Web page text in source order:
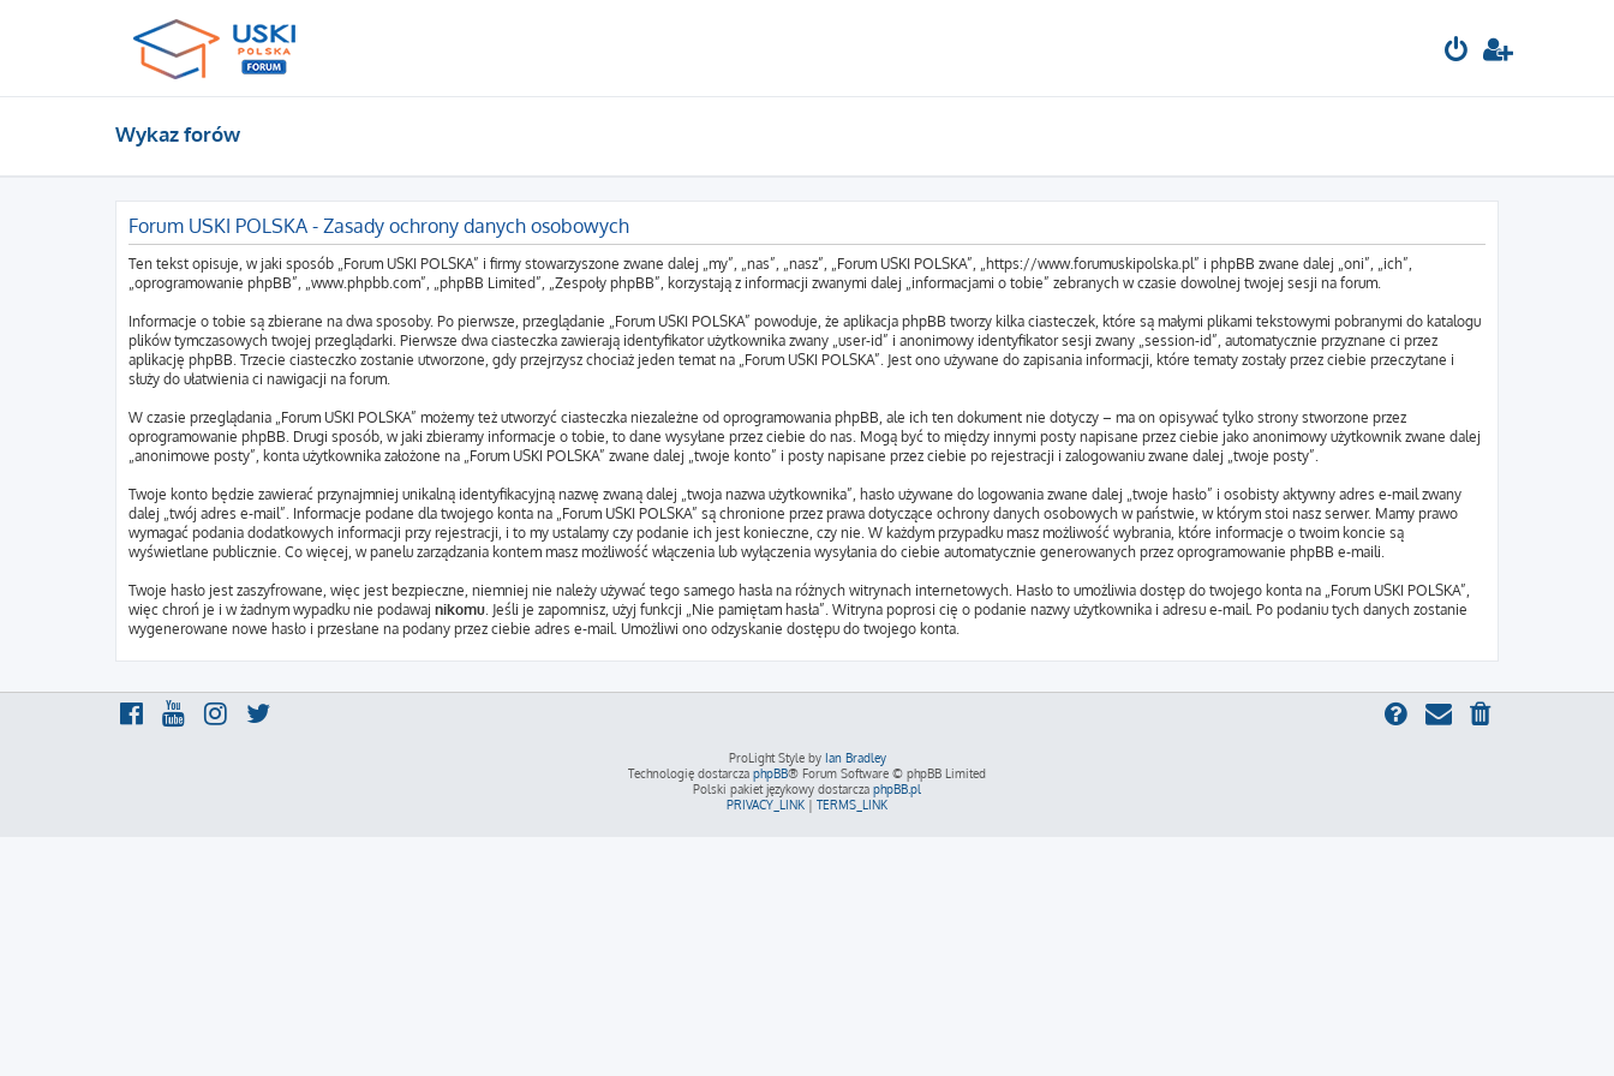
Wykaz forów
Forum USKI POLSKA - Zasady ochrony danych osobowych
Ten tekst opisuje, w jaki sposób „Forum USKI POLSKA” i firmy stowarzyszone zwane dalej „my”, „nas”, „nasz”, „Forum USKI POLSKA”, „https://www.forumuskipolska.pl” i phpBB zwane dalej „oni”, „ich”,
„oprogramowanie phpBB”, „www.phpbb.com”, „phpBB Limited”, „Zespoły phpBB”, korzystają z informacji zwanymi dalej „informacjami o tobie” zebranych w czasie dowolnej twojej sesji na forum.
Informacje o tobie są zbierane na dwa sposoby. Po pierwsze, przeglądanie „Forum USKI POLSKA” powoduje, że aplikacja phpBB tworzy kilka ciasteczek, które są małymi plikami tekstowymi pobranymi do katalogu
plików tymczasowych twojej przeglądarki. Pierwsze dwa ciasteczka zawierają identyfikator użytkownika zwany „user-id” i anonimowy identyfikator sesji zwany „session-id”, automatycznie przyznane ci przez
aplikację phpBB. Trzecie ciasteczko zostanie utworzone, gdy przejrzysz chociaż jeden temat na „Forum USKI POLSKA”. Jest ono używane do zapisania informacji, które tematy zostały przez ciebie przeczytane i
służy do ułatwienia ci nawigacji na forum.
W czasie przeglądania „Forum USKI POLSKA” możemy też utworzyć ciasteczka niezależne od oprogramowania phpBB, ale ich ten dokument nie dotyczy – ma on opisywać tylko strony stworzone przez
oprogramowanie phpBB. Drugi sposób, w jaki zbieramy informacje o tobie, to dane wysyłane przez ciebie do nas. Mogą być to między innymi posty napisane przez ciebie jako anonimowy użytkownik zwane dalej
„anonimowe posty”, konta użytkownika założone na „Forum USKI POLSKA” zwane dalej „twoje konto” i posty napisane przez ciebie po rejestracji i zalogowaniu zwane dalej „twoje posty”.
Twoje konto będzie zawierać przynajmniej unikalną identyfikacyjną nazwę zwaną dalej „twoja nazwa użytkownika”, hasło używane do logowania zwane dalej „twoje hasło” i osobisty aktywny adres e-mail zwany
dalej „twój adres e-mail”. Informacje podane dla twojego konta na „Forum USKI POLSKA” są chronione przez prawa dotyczące ochrony danych osobowych w państwie, w którym stoi nasz serwer. Mamy prawo
wymagać podania dodatkowych informacji przy rejestracji, i to my ustalamy czy podanie ich jest konieczne, czy nie. W każdym przypadku masz możliwość wybrania, które informacje o twoim koncie są
wyświetlane publicznie. Co więcej, w panelu zarządzania kontem masz możliwość włączenia lub wyłączenia wysyłania do ciebie automatycznie generowanych przez oprogramowanie phpBB e-maili.
Twoje hasło jest zaszyfrowane, więc jest bezpieczne, niemniej nie należy używać tego samego hasła na różnych witrynach internetowych. Hasło to umożliwia dostęp do twojego konta na „Forum USKI POLSKA”,
więc chroń je i w żadnym wypadku nie podawaj nikomu. Jeśli je zapomnisz, użyj funkcji „Nie pamiętam hasła”. Witryna poprosi cię o podanie nazwy użytkownika i adresu e-mail. Po podaniu tych danych zostanie
wygenerowane nowe hasło i przesłane na podany przez ciebie adres e-mail. Umożliwi ono odzyskanie dostępu do twojego konta.
ProLight Style by Ian Bradley
Technologię dostarcza phpBB® Forum Software © phpBB Limited
Polski pakiet językowy dostarcza phpBB.pl
PRIVACY_LINK | TERMS_LINK